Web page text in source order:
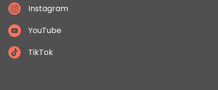
Instagram
YouTube
TikTok